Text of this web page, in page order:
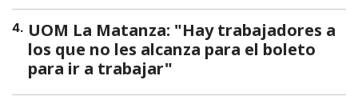
4. UOM La Matanza: "Hay trabajadores a
los que no les alcanza para el boleto
para ir a trabajar"